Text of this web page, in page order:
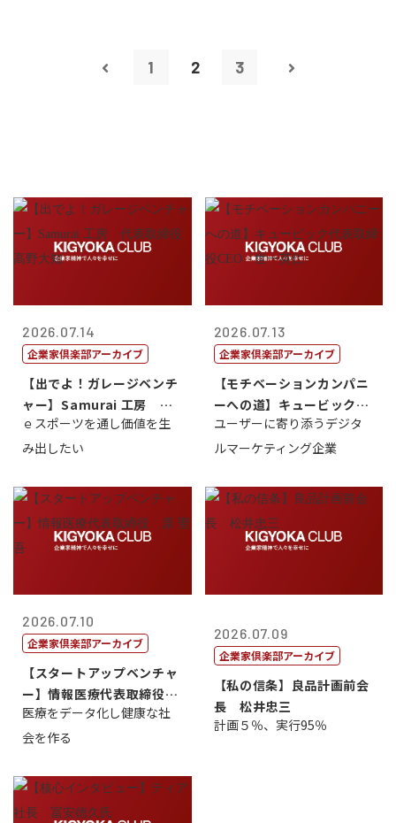
1 2 3
2026.07.14
企業家倶楽部アーカイブ
【出でよ！ガレージベンチ
ャー】Samurai 工房 代
表取締...
ｅスポーツを通し価値を生
み出したい
2026.07.13
企業家倶楽部アーカイブ
【モチベーションカンパニ
ーへの道】キュービック代
表取締役CE...
ユーザーに寄り添うデジタ
ルマーケティング企業
2026.07.10
企業家倶楽部アーカイブ
【スタートアップベンチャ
ー】情報医療代表取締役
原 聖吾
医療をデータ化し健康な社
会を作る
2026.07.09
企業家倶楽部アーカイブ
【私の信条】良品計画前会
長 松井忠三
計画５％、実行95％